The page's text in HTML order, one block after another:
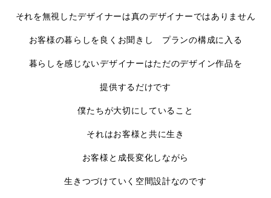
それを無視したデザイナーは真のデザイナーではありません
お客様の暮らしを良くお聞きし プランの構成に入る
暮らしを感じないデザイナーはただのデザイン作品を
提供するだけです
僕たちが大切にしていること
それはお客様と共に生き
お客様と成長変化しながら
生きつづけていく空間設計なのです